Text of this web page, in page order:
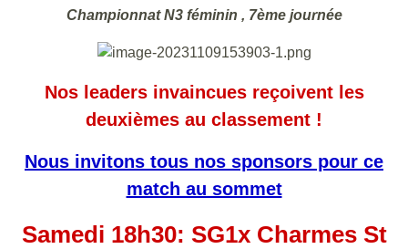
Championnat N3 féminin , 7ème journée
Nos leaders invaincues reçoivent les
deuxièmes au classement !
Nous invitons tous nos sponsors pour ce
match au sommet
Samedi 18h30: SG1x Charmes St